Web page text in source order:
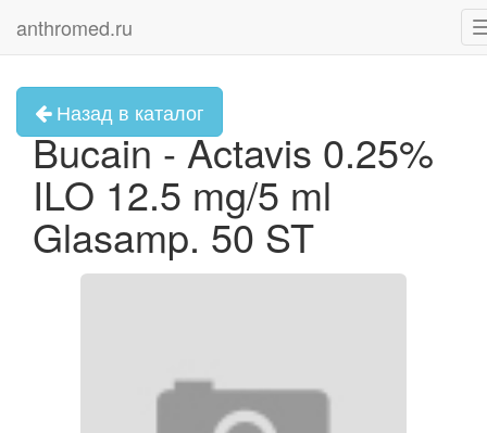
anthromed.ru
Назад в каталог
Bucain - Actavis 0.25%
ILO 12.5 mg/5 ml
Glasamp. 50 ST